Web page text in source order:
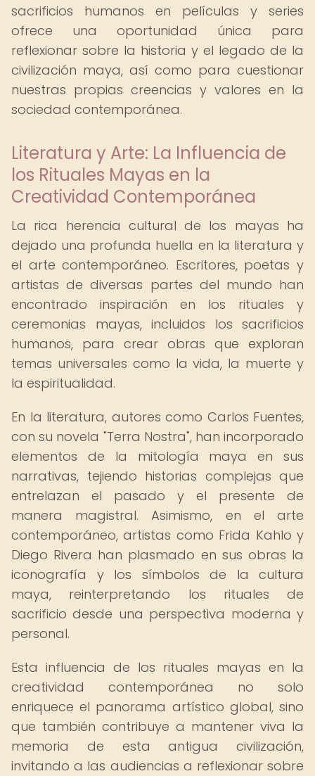
sacrificios humanos en películas y series
ofrece una oportunidad única para
reflexionar sobre la historia y el legado de la
civilización maya, así como para cuestionar
nuestras propias creencias y valores en la
sociedad contemporánea.
Literatura y Arte: La Influencia de
los Rituales Mayas en la
Creatividad Contemporánea
La rica herencia cultural de los mayas ha
dejado una profunda huella en la literatura y
el arte contemporáneo. Escritores, poetas y
artistas de diversas partes del mundo han
encontrado inspiración en los rituales y
ceremonias mayas, incluidos los sacrificios
humanos, para crear obras que exploran
temas universales como la vida, la muerte y
la espiritualidad.
En la literatura, autores como Carlos Fuentes,
con su novela "Terra Nostra", han incorporado
elementos de la mitología maya en sus
narrativas, tejiendo historias complejas que
entrelazan el pasado y el presente de
manera magistral. Asimismo, en el arte
contemporáneo, artistas como Frida Kahlo y
Diego Rivera han plasmado en sus obras la
iconografía y los símbolos de la cultura
maya, reinterpretando los rituales de
sacrificio desde una perspectiva moderna y
personal.
Esta influencia de los rituales mayas en la
creatividad contemporánea no solo
enriquece el panorama artístico global, sino
que también contribuye a mantener viva la
memoria de esta antigua civilización,
invitando a las audiencias a reflexionar sobre